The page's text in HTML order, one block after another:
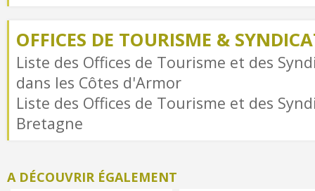
OFFICES DE TOURISME &
Liste des Offices de Tourisme et des
dans les Côtes d'Armor
Liste des Offices de Tourisme et des
Bretagne
A DÉCOUVRIR ÉGALEMENT